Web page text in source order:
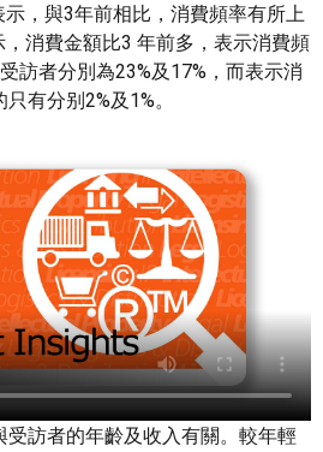
，與3年前相比，消費頻率有所上
消費金額比3 年前多，表示消費頻
訪者分別為23%及17%，而表示消
有分别2%及1%。
訪者的年齡及收入有關。較年輕